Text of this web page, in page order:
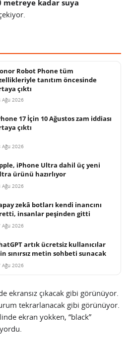
metreye kadar suya
Robot Phone tüm
tanıtım öncesinde
çıktı
Ağu 2026
17 İçin 10 Ağustos zam iddiası
çıktı
Ağu 2026
iPhone Ultra dahil üç yeni
ürünü hazırlıyor
Ağu 2026
zekâ botları kendi inancını
insanlar peşinden gitti
Ağu 2026
artık ücretsiz kullanıcılar
sınırsız metin sohbeti sunacak
Ağu 2026
ekransız çıkacak gibi görünüyor.
tekrarlanacak gibi görünüyor.
ekran yokken, “black”